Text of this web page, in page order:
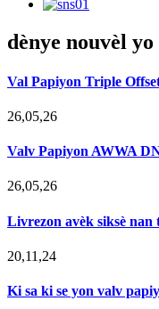
dènye nouvèl yo
Val Papiyon Triple
26,05,26
Valv Papiyon AWWA
26,05,26
Livrezon avèk siksè
20,11,24
Ki sa ki se yon valv